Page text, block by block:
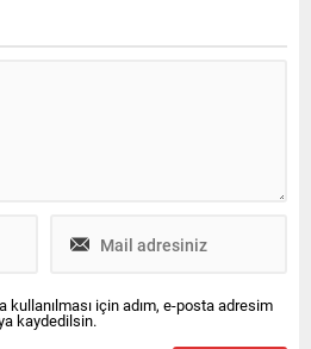
kullanılması için adım, e-posta adresim
kaydedilsin.